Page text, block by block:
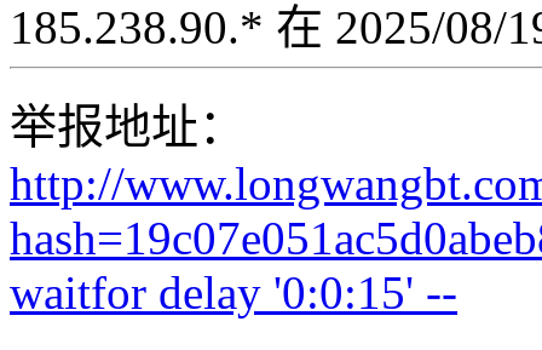
185.238.90.* 在 2025/08/
举报地址：
http://
waitfor delay '0:0:15' --